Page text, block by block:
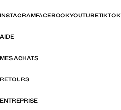
INSTAGRAMFACEBOOKYOUTUBETIKTOK
AIDE
MES ACHATS
RETOURS
ENTREPRISE